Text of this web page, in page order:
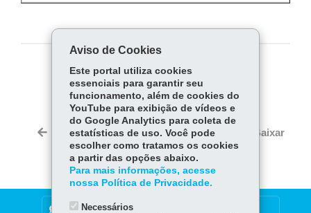
COMPARTILHE:
Fa
ce
bo
ok
Tw
itt
er
W
ha
ts
Ap
Voltar Início Imprimir Baixar
DENUNCIE CORRUPÇÃO
Aviso de Cookies
Este portal utiliza cookies
essenciais para garantir seu
funcionamento, além de cookies do
YouTube para exibição de vídeos e
do Google Analytics para coleta de
estatísticas de uso. Você pode
escolher como tratamos os cookies
a partir das opções abaixo.
Para mais informações, acesse
nossa Política de Privacidade.
Necessários